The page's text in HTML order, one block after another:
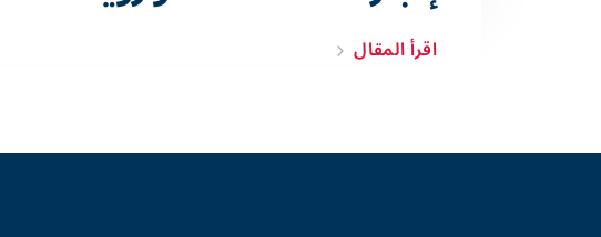
اقرأ المقال